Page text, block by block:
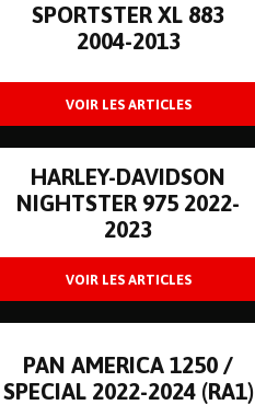
SPORTSTER XL 883
2004-2013
HARLEY-DAVIDSON
NIGHTSTER 975 2022-
2023
PAN AMERICA 1250 /
SPECIAL 2022-2024 (RA1)